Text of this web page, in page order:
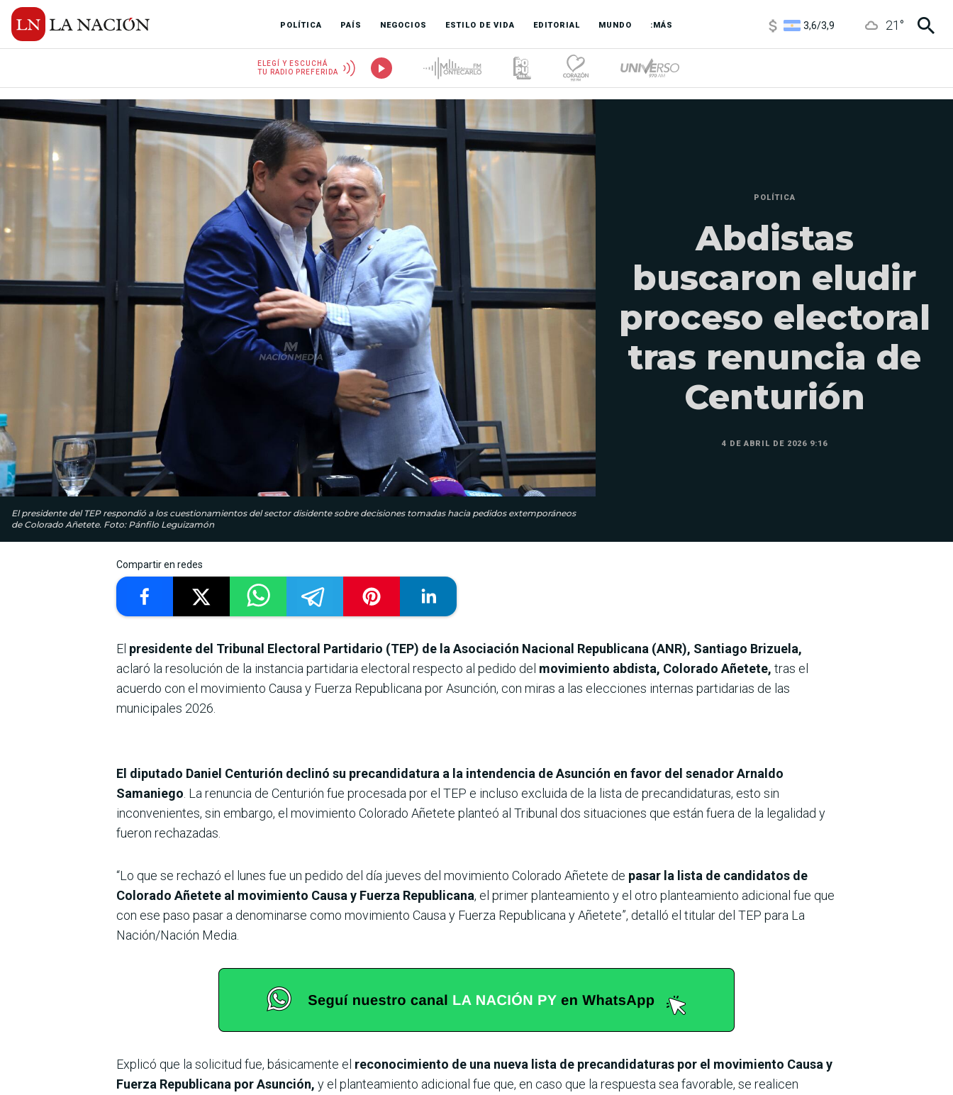
POLÍTICA PAÍS NEGOCIOS ESTILO DE VIDA EDITORIAL MUNDO :MÁS
6850/7200
21 °
ELEGÍ Y ESCUCHÁ
TU RADIO PREFERIDA
El presidente del TEP respondió a los cuestionamientos del sector disidente sobre decisiones tomadas hacia pedidos extemporáneos
de Colorado Añetete. Foto: Pánfilo Leguizamón
POLÍTICA
Abdistas
buscaron eludir
proceso electoral
tras renuncia de
Centurión
4 DE ABRIL DE 2026 9:16
Compartir en redes
El presidente del Tribunal Electoral Partidario (TEP) de la Asociación Nacional Republicana (ANR), Santiago Brizuela,
aclaró la resolución de la instancia partidaria electoral respecto al pedido del movimiento abdista, Colorado Añetete, tras el
acuerdo con el movimiento Causa y Fuerza Republicana por Asunción, con miras a las elecciones internas partidarias de las
municipales 2026.
El diputado Daniel Centurión declinó su precandidatura a la intendencia de Asunción en favor del senador Arnaldo
Samaniego . La renuncia de Centurión fue procesada por el TEP e incluso excluida de la lista de precandidaturas, esto sin
inconvenientes, sin embargo, el movimiento Colorado Añetete planteó al Tribunal dos situaciones que están fuera de la legalidad y
fueron rechazadas.
“Lo que se rechazó el lunes fue un pedido del día jueves del movimiento Colorado Añetete de pasar la lista de candidatos de
Colorado Añetete al movimiento Causa y Fuerza Republicana, el primer planteamiento y el otro planteamiento adicional fue que
con ese paso pasar a denominarse como movimiento Causa y Fuerza Republicana y Añetete”, detalló el titular del TEP para La
Nación/Nación Media.
Explicó que la solicitud fue, básicamente el reconocimiento de una nueva lista de precandidaturas por el movimiento Causa y
Fuerza Republicana por Asunción, y el planteamiento adicional fue que, en caso que la respuesta sea favorable, se realicen